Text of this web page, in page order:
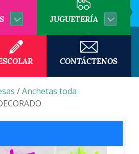
JUGUETERÍA
CONTÁCTENOS
/Anchetas toda